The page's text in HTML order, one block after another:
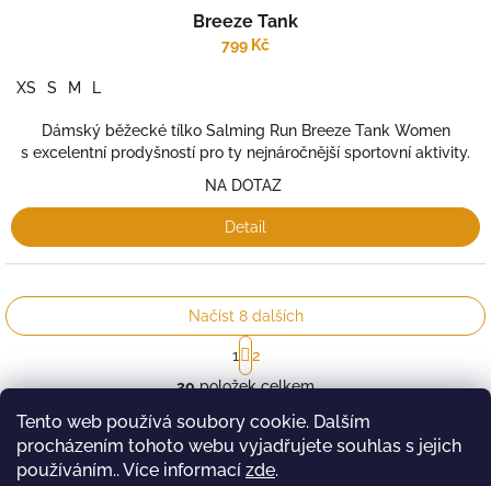
Tento web používá soubory cookie. Dalším
procházením tohoto webu vyjadřujete souhlas s jejich
používáním.. Více informací zde.
Breeze Tank
799 Kč
XS S M L
Dámský běžecké tílko Salming Run Breeze Tank Women
s excelentní prodyšností pro ty nejnáročnější sportovní aktivity.
NA DOTAZ
Detail
O
v
l
á
d
a
Načíst 8 dalších
S
t
r
n
k
o
v
1
2
20položek celkem
Nahoru